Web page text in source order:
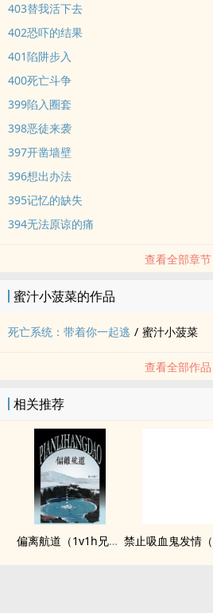
403替我活下去
402恐吓的结果
401陷阱步入
400死亡斗争
399陷入圈套
398恶徒来袭
397开凿墙壁
396想出办法
395记忆的缺失
394无法原谅的痛
查看全部章节
蜜汁小菠菜的作品
死亡系统：带着你一起逃 / 蜜汁小菠菜
查看全部作品
相关推荐
偏离航道（1v1h兄妹骨科bg）